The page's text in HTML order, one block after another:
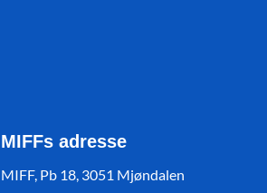
MIFFs adresse
MIFF, Pb 18, 3051 Mjøndalen